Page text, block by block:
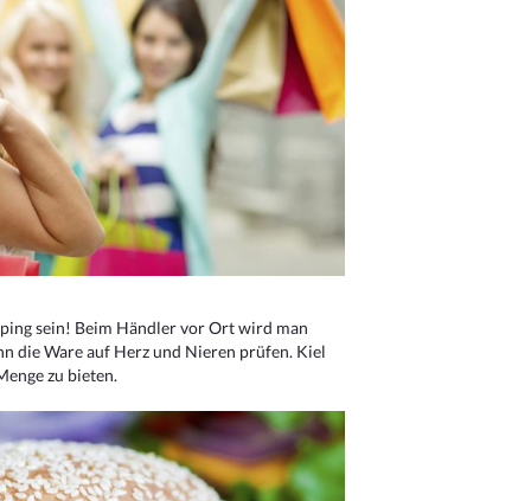
sein! Beim Händler vor Ort wird man
die Ware auf Herz und Nieren prüfen. Kiel
zu bieten.